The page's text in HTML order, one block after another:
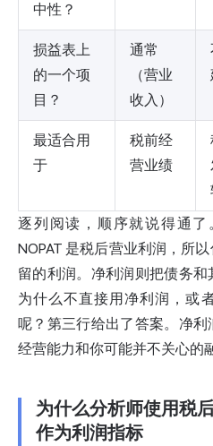
中性？
损益表上
的一个项
目？
通常
（营业
收入）
最适合用
于
税前经
营业绩
逐列阅读，顺序就说得通了
NOPAT 是税后营业利润，所
留的利润。净利润则把债务和
为什么不直接用净利润，或
呢？第三行给出了答案。净
经营能力和你可能并不关心的
为什么分析师使用税
作为利润指标